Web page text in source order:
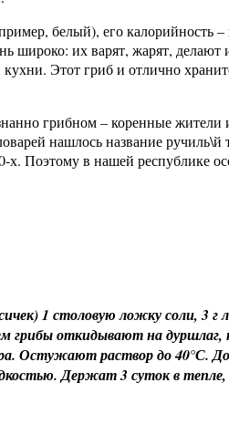
белый), его калорийность
широко: их варят, жарят,
Этот гриб и отлично
грибном – коренные
нашлось название
х. Поэтому в нашей республике
1 столовую ложку соли, 3
откидывают на
Остужают раствор до 40°С.
Держат 3 суток в